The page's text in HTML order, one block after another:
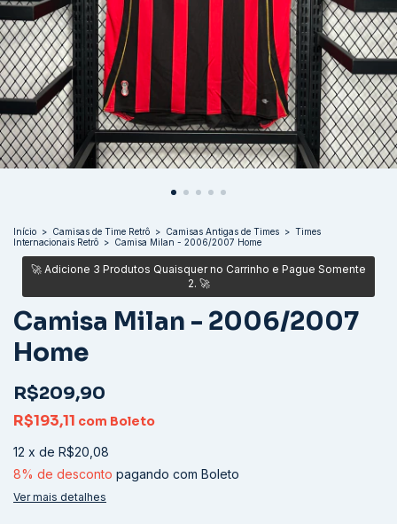
Início > Camisas de Time Retrô > Camisas Antigas de Times > Times
Internacionais Retrô > Camisa Milan - 2006/2007 Home
Camisa Milan - 2006/2007
Home
R$209,90
R$193,11 com Boleto
12 x de R$20,08
8% de desconto pagando com Boleto
Ver mais detalhes